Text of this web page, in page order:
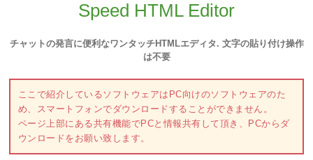
Speed HTML Editor
チャットの発言に便利なワンタッチHTMLエディタ. 文字の貼り付け操作
は不要
ここで紹介しているソフトウェアはPC向けのソフトウェアのた
め、スマートフォンでダウンロードすることができません。
ページ上部にある共有機能でPCと情報共有して頂き、PCからダ
ウンロードをお願い致します。